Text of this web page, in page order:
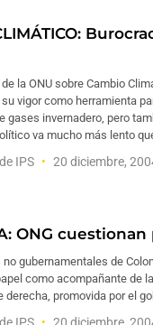
la ONU sobre Cambio
vigor como herramienta
gases invernadero, pero
va mucho más lento
IPS 20 diciembre,
ONG
gubernamentales de
como acompañante de
derecha, promovida por el